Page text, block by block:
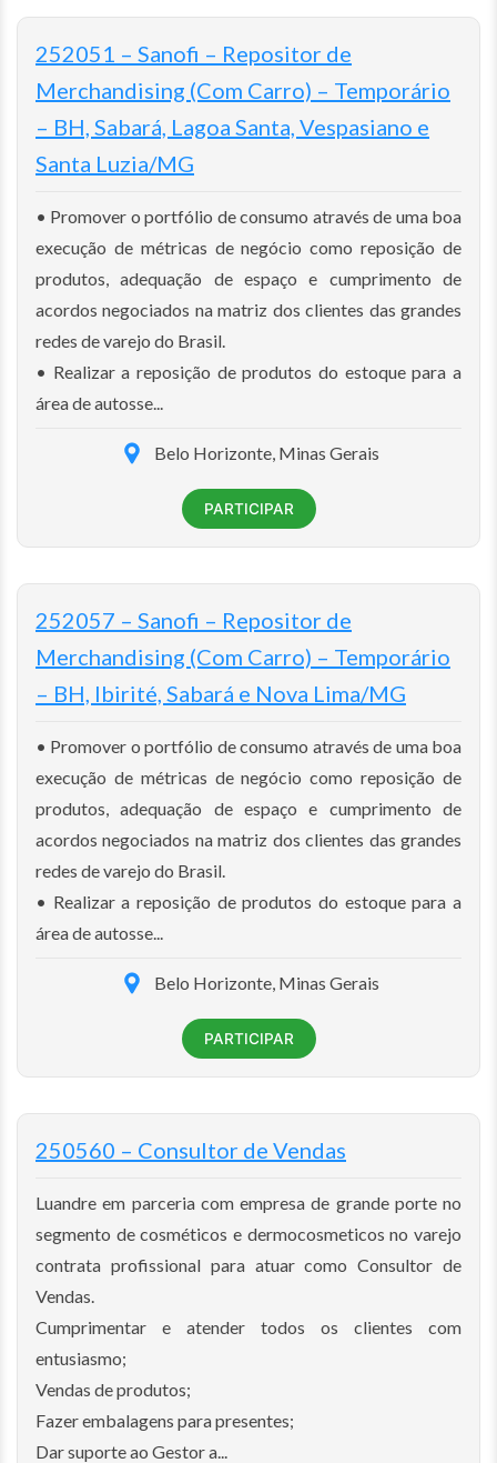
252051 – Sanofi – Repositor de
Merchandising (Com Carro) – Temporário
– BH, Sabará, Lagoa Santa, Vespasiano e
Santa Luzia/MG
• Promover o portfólio de consumo através de uma boa
execução de métricas de negócio como reposição de
produtos, adequação de espaço e cumprimento de
acordos negociados na matriz dos clientes das grandes
redes de varejo do Brasil.
• Realizar a reposição de produtos do estoque para a
área de autosse...
Belo Horizonte, Minas Gerais
PARTICIPAR
252057 – Sanofi – Repositor de
Merchandising (Com Carro) – Temporário
– BH, Ibirité, Sabará e Nova Lima/MG
• Promover o portfólio de consumo através de uma boa
execução de métricas de negócio como reposição de
produtos, adequação de espaço e cumprimento de
acordos negociados na matriz dos clientes das grandes
redes de varejo do Brasil.
• Realizar a reposição de produtos do estoque para a
área de autosse...
Belo Horizonte, Minas Gerais
PARTICIPAR
250560 – Consultor de Vendas
Luandre em parceria com empresa de grande porte no
segmento de cosméticos e dermocosmeticos no varejo
contrata profissional para atuar como Consultor de
Vendas.
Cumprimentar e atender todos os clientes com
entusiasmo;
Vendas de produtos;
Fazer embalagens para presentes;
Dar suporte ao Gestor a...